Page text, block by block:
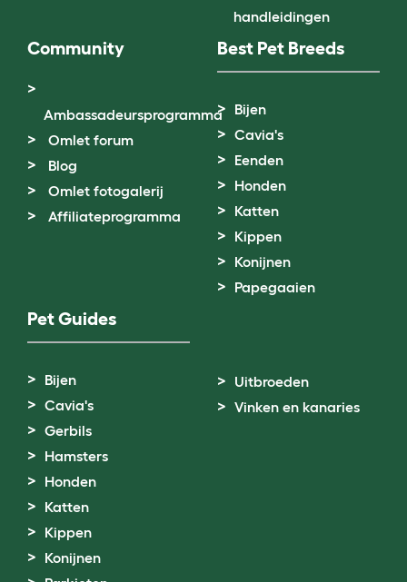
handleidingen
Community
Ambassadeursprogramma
Omlet forum
Blog
Omlet fotogalerij
Affiliateprogramma
Best Pet Breeds
Bijen
Cavia's
Eenden
Honden
Katten
Kippen
Konijnen
Papegaaien
Pet Guides
Bijen
Cavia's
Gerbils
Hamsters
Honden
Katten
Kippen
Konijnen
Uitbroeden
Vinken en kanaries